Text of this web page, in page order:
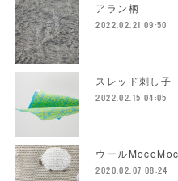
アラン柄
2022.02.21 09:50
スレッド刺し
2022.02.15 04:05
ウール
2020.02.07 08:24